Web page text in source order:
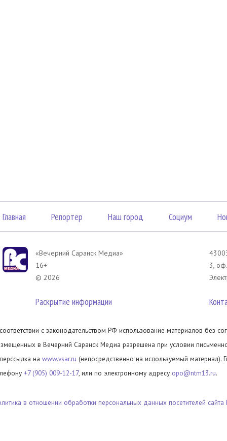
Главная Репортер Наш город Социум
«Вечерний Саранск Mедиа»
16+
© 2026
Раскрытие информации
3,
с законодательством РФ использование материалов без
в Вечерний Саранск Медиа разрешена при условии
на www.vsar.ru (непосредственно на используемый материал).
+7 (905) 009-12-17, или по электронному адресу opo@ntm13.ru.
в отношении обработки персональных данных посетителей